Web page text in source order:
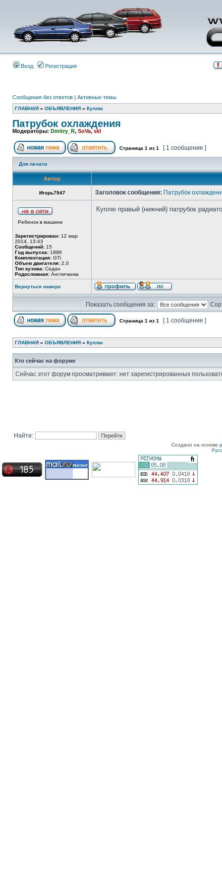
Вход Регистрация
Сообщения без ответов | Активные темы
ГЛАВНАЯ » ОБЪЯВЛЕНИЯ » Куплю
Патрубок охлаждения
Модераторы: Dmitry_R, SoVa,skl
Страница 1 из 1 [ 1 сообщение ]
Для печати
Автор
Игорь7947 Заголовок сообщения: Патрубок
Ребенок в машине
Зарегистрирован: 12 мар
2014, 13:43
Сообщений: 15
Год выпуска: 1996
Комплектация: GTi
Объем двигателя: 2.0
Тип кузова: Седан
Родословная: Англичанка
Куплю правый (нижний) патрубок
Вернуться наверх
Показать сообщения за:
Страница 1 из 1 [ 1 сообщение ]
ГЛАВНАЯ » ОБЪЯВЛЕНИЯ » Куплю
Кто сейчас на форуме
Сейчас этот форум просматривают: нет зарегистрированных
Найти:
Создано на основе